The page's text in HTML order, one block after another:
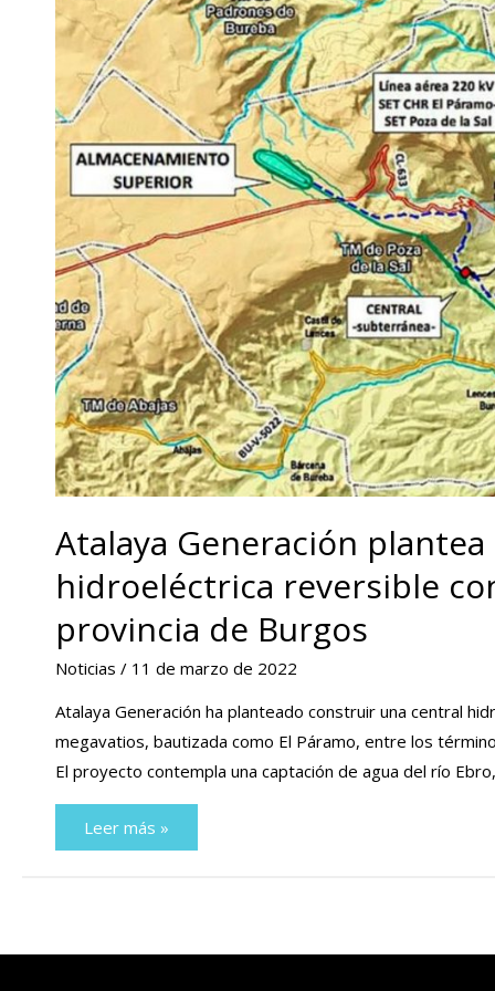
Atalaya Generación
hidroeléctrica reversible
provincia de Burgos
Noticias / 11 de marzo de 2022
Atalaya Generación ha planteado construir una central
megavatios, bautizada como El Páramo, entre los
El proyecto contempla una captación de agua del río
Atalaya
Generación
Leer más »